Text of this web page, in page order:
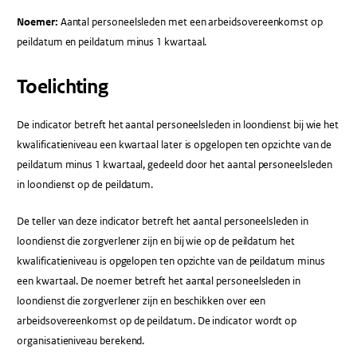
Noemer: Aantal personeelsleden met een arbeidsovereenkomst op
peildatum en peildatum minus 1 kwartaal.
Toelichting
De indicator betreft het aantal personeelsleden in loondienst bij wie het
kwalificatieniveau een kwartaal later is opgelopen ten opzichte van de
peildatum minus 1 kwartaal, gedeeld door het aantal personeelsleden
in loondienst op de peildatum.
De teller van deze indicator betreft het aantal personeelsleden in
loondienst die zorgverlener zijn en bij wie op de peildatum het
kwalificatieniveau is opgelopen ten opzichte van de peildatum minus
een kwartaal. De noemer betreft het aantal personeelsleden in
loondienst die zorgverlener zijn en beschikken over een
arbeidsovereenkomst op de peildatum. De indicator wordt op
organisatieniveau berekend.